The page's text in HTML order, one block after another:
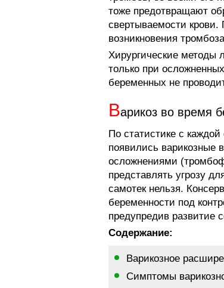
тоже предотвращают
свертываемости крови.
возникновения
Хирургические методы
только при
беременных не
Варикоз во время
По статистике с
появились варикозные
осложнениями
представлять угрозу
самотек нельзя.
беременности под
предупредив развитие
Содержание:
Варикозное
Симптомы